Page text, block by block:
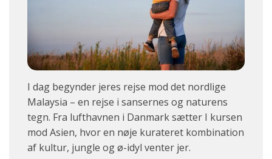
I dag begynder jeres rejse mod det nordlige
Malaysia – en rejse i sansernes og naturens
tegn. Fra lufthavnen i Danmark sætter I kursen
mod Asien, hvor en nøje kurateret kombination
af kultur, jungle og ø-idyl venter jer.